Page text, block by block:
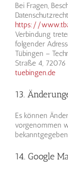
Bei Fragen,
https://
Verbindung
folgender
Tübingen –
Straße 4, 72076
tuebingen.de
13.
Es können
vorgenommen
14. Google